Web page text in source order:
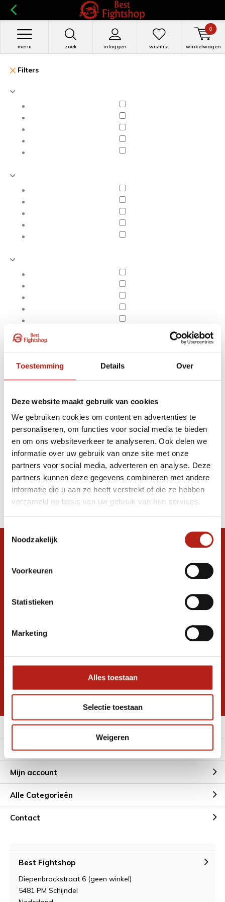
Toestemming Details Over
Deze website maakt gebruik van cookies
We gebruiken cookies om content en advertenties te
personaliseren, om functies voor social media te bieden
en om ons websiteverkeer te analyseren. Ook delen we
informatie over uw gebruik van onze site met onze
partners voor social media, adverteren en analyse. Deze
partners kunnen deze gegevens combineren met andere
informatie die u aan ze heeft verstrekt of die ze hebben
verzameld op basis van uw gebruik van hun services.
Toestemmingsselectie
Noodzakelijk
Voorkeuren
Statistieken
Marketing
Alles toestaan
Selectie toestaan
Weigeren
zoek inloggen
menu wishlist winkelwagen
0
Filters
Apply filters
Producten getagd met
Adidas Judopak J690
Quest Blauw/Oranje
Producten
Filter
Stel je vraag in de chat, en we helpen je
graag verder. 24/7
Volg ons
promoties
* Lees hier de wettelijke beperkingen
Meer informatie
Klantenservice
Mijn account
Alle Categorieën
Contact
Best Fightshop
Diepenbrockstraat 6 (geen winkel)
5481 PM Schijndel